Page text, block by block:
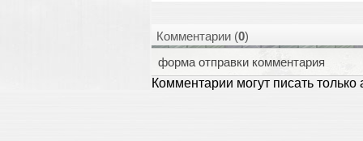
Комментарии (0)
форма отправки комментария
Комментарии могут писать